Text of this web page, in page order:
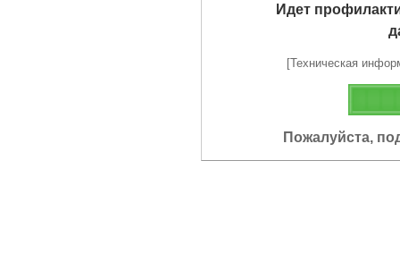
Идет
[Техническая
Пожалуйста,